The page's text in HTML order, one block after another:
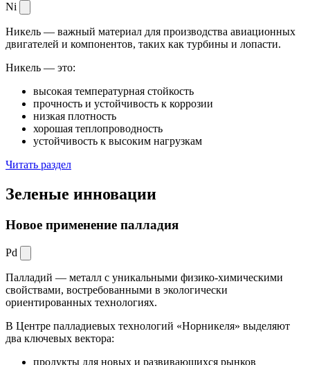
Ni
Никель — важный материал для производства авиационных
двигателей и компонентов, таких как турбины и лопасти.
Никель — это:
высокая температурная стойкость
прочность и устойчивость к коррозии
низкая плотность
хорошая теплопроводность
устойчивость к высоким нагрузкам
Читать раздел
Зеленые инновации
Новое применение палладия
Pd
Палладий — металл с уникальными физико-химическими
свойствами, востребованными в экологически
ориентированных технологиях.
В Центре палладиевых технологий «Норникеля» выделяют
два ключевых вектора:
продукты для новых и развивающихся рынков